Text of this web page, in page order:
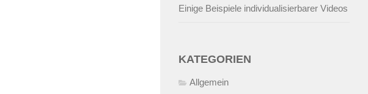
Einige Beispiele individualisierbarer Videos
KATEGORIEN
Allgemein